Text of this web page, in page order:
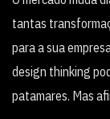
tantas
para a sua
design thinking
patamares. Mas